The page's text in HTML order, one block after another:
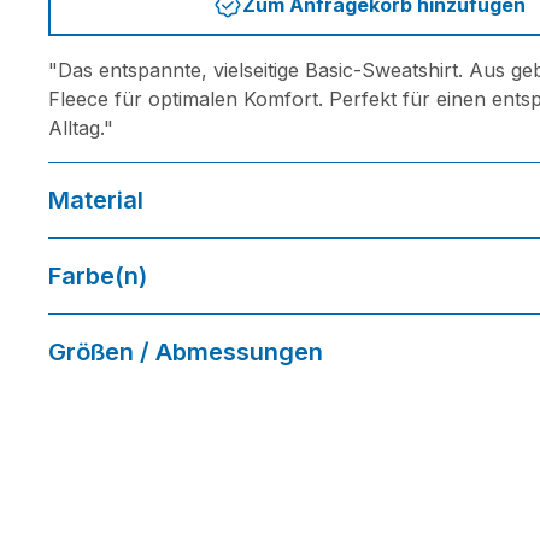
Zum Anfragekorb hinzufügen
"Das entspannte, vielseitige Basic-Sweatshirt. Aus
Fleece für optimalen Komfort. Perfekt für einen
Alltag."
Material
Farbe(n)
royal, light sand, navy, red, wine, yellow, tropical blue
Größen / Abmessungen